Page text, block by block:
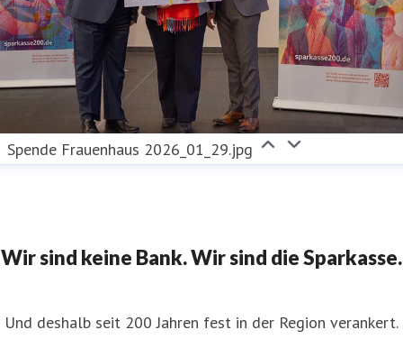
Spende Frauenhaus 2026_01_29.jpg
Wir sind keine Bank. Wir sind die Sparkasse.
Und deshalb seit 200 Jahren fest in der Region verankert.